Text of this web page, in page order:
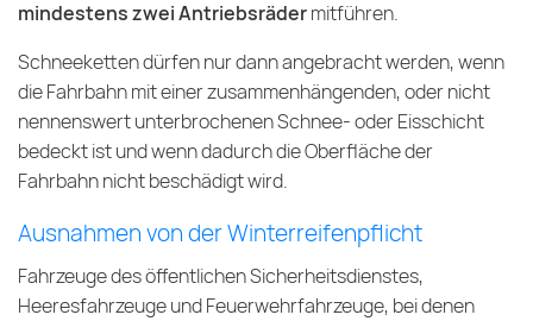
mindestens zwei Antriebsrädermitführen.
Schneeketten dürfen nur dann angebracht werden, wenn
die Fahrbahn mit einer zusammenhängenden, oder nicht
nennenswert unterbrochenen Schnee- oder Eisschicht
bedeckt ist und wenn dadurch die Oberfläche der
Fahrbahn nicht beschädigt wird.
Ausnahmen von der Winterreifenpflicht
Fahrzeuge des öffentlichen Sicherheitsdienstes,
Heeresfahrzeuge und Feuerwehrfahrzeuge, bei denen